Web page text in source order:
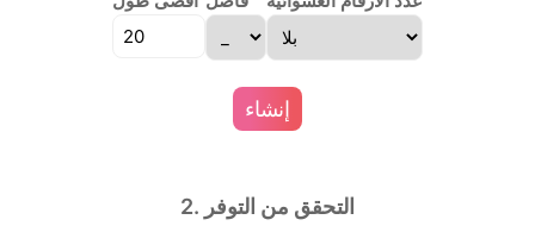
إنشاء
2. التحقق من التوفر